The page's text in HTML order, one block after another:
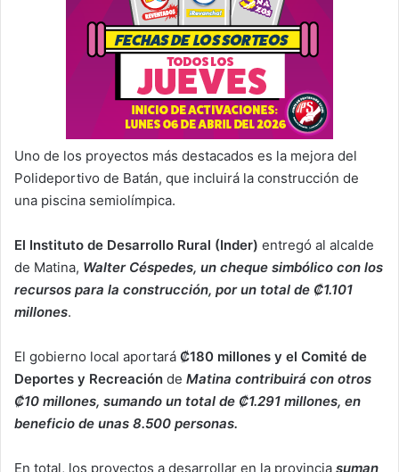
Uno de los proyectos más destacados es la mejora del
Polideportivo de Batán, que incluirá la construcción de
una piscina semiolímpica.
El Instituto de Desarrollo Rural (Inder) entregó al alcalde
de Matina, Walter Céspedes, un cheque simbólico con los
recursos para la construcción, por un total de ₡1.101
millones.
El gobierno local aportará ₡180 millones y el Comité de
Deportes y Recreación de Matina contribuirá con otros
₡10 millones, sumando un total de ₡1.291 millones, en
beneficio de unas 8.500 personas.
En total, los proyectos a desarrollar en la provincia suman